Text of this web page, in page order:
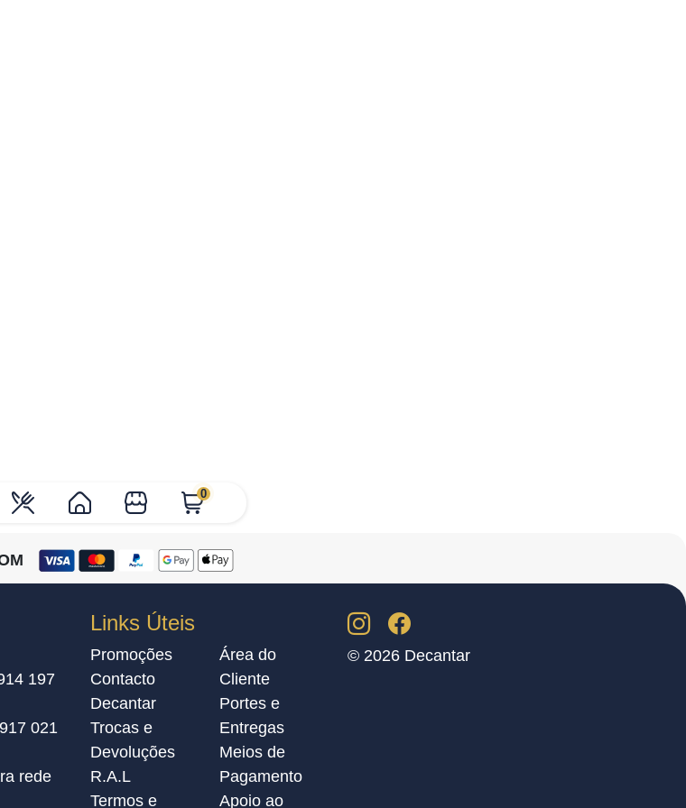
0
197
021
rede
Links Úteis
Promoções
Contacto
Decantar
Trocas e
Devoluções
R.A.L
Termos e
Área do
Cliente
Portes e
Entregas
Meios de
Pagamento
Apoio ao
© 2026 Decantar